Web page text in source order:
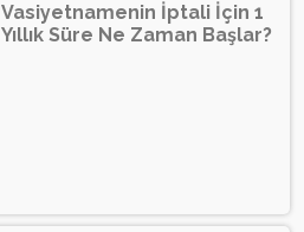
Vasiyetnamenin İptali İçin 1
Yıllık Süre Ne Zaman Başlar?